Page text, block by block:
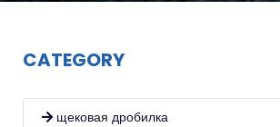
CATEGORY
щековая дробилка